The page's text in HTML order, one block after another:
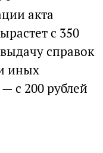
акта
с 350
справок
иных
с 200 рублей